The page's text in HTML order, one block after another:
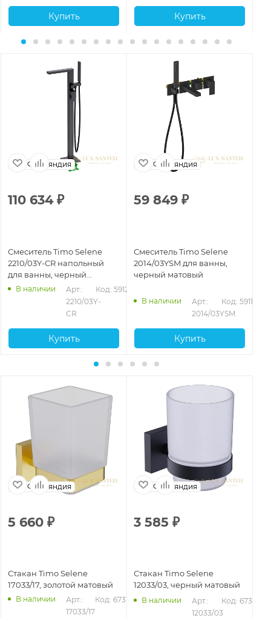
Купить Купить
Финляндия
110 634₽
Смеситель Timo Selene
2210/03Y-CR напольный
для ванны, черный
матовый
В наличии
Арт.:
2210/03Y-
CR
Код: 59121
Купить
Финляндия
59 849 ₽
Смеситель Timo Selene
2014/03YSM для ванны,
черный матовый
В наличии
Арт.:
2014/03YSM
Код: 59114
Купить
Финляндия
5 660 ₽
Стакан Timo Selene
17033/17, золотой матовый
В наличии
Арт.:
17033/17
Код: 67316
Финляндия
3 585 ₽
Стакан Timo Selene
12033/03, черный матовый
В наличии
Арт.:
12033/03
Код: 67314